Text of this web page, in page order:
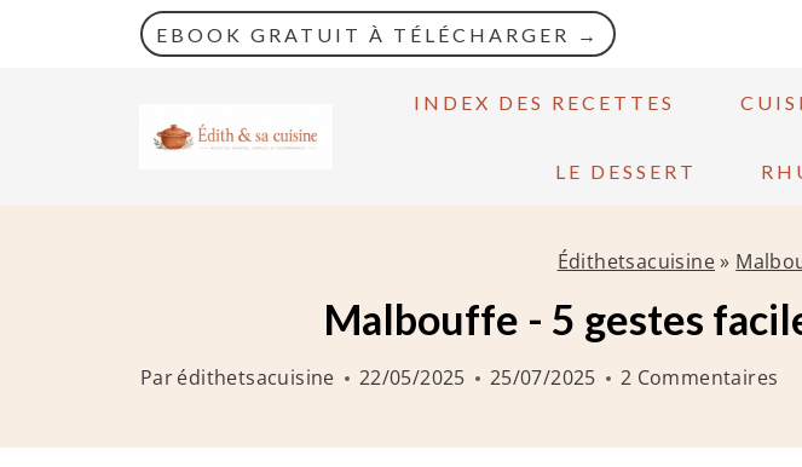
e
EBOOK GRATUIT À TÉLÉCHARGER →
INDEX DES RECETTES
LE DESSERT
Édithetsacuisine»
Malbouffe - 5 gestes
Parédithetsacuisine 22/05/2025 25/07/2025 2 Commentaires